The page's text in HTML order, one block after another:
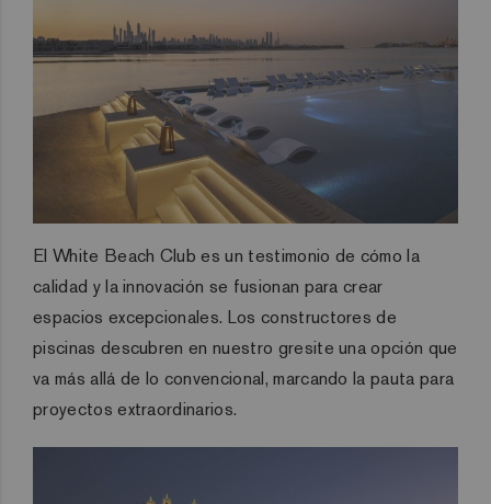
El White Beach Club es un testimonio de cómo la
calidad y la innovación se fusionan para crear
espacios excepcionales. Los constructores de
piscinas descubren en nuestro gresite una opción que
va más allá de lo convencional, marcando la pauta para
proyectos extraordinarios.